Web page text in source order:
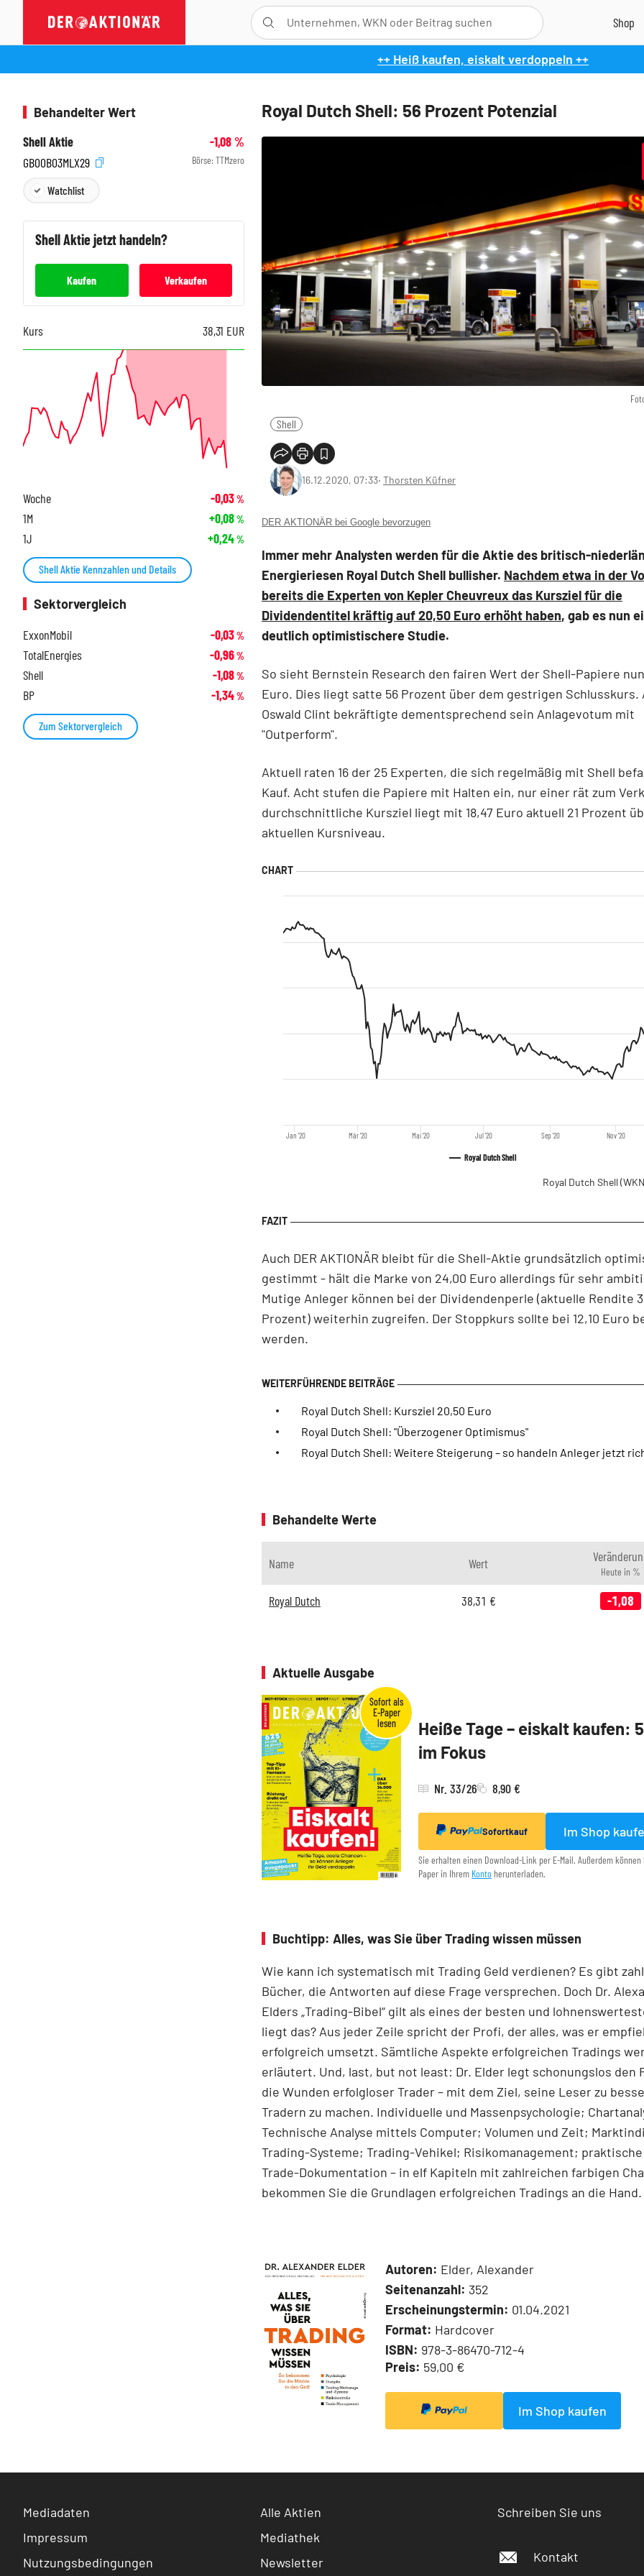
++ Heiß kaufen, eiskalt verdoppeln ++
Royal Dutch Shell: 56 Prozent Potenzial
Shell
16.12.2020, 07:33‧ Thorsten Küfner
DER AKTIONÄR bei Google bevorzugen
Immer mehr Analysten werden für die Aktie des britisch-
Energieriesen Royal Dutch Shell bullisher. Nachdem etwa in der
bereits die Experten von Kepler Cheuvreux das Kursziel für die
Dividendentitel kräftig auf 20,50 Euro erhöht haben, gab es nun
deutlich optimistischere Studie.
So sieht Bernstein Research den fairen Wert der Shell-Papiere
Euro. Dies liegt satte 56 Prozent über dem gestrigen Schlusskurs.
Oswald Clint bekräftigte dementsprechend sein Anlagevotum mit
"Outperform".
Aktuell raten 16 der 25 Experten, die sich regelmäßig mit Shell
Kauf. Acht stufen die Papiere mit Halten ein, nur einer rät zum
durchschnittliche Kursziel liegt mit 18,47 Euro aktuell 21 Prozent
aktuellen Kursniveau.
Royal Dutch Shell
Jan '20 Mär '20 Mai '20 Jul '20 Sep '20 Nov '20
Royal Dutch Shell
Auch DER AKTIONÄR bleibt für die Shell-Aktie grundsätzlich
gestimmt - hält die Marke von 24,00 Euro allerdings für sehr
Mutige Anleger können bei der Dividendenperle (aktuelle Rendite
Prozent) weiterhin zugreifen. Der Stoppkurs sollte bei 12,10 Euro
werden.
Royal Dutch Shell: Kursziel 20,50 Euro
Royal Dutch Shell: "Überzogener Optimismus"
Royal Dutch Shell: Weitere Steigerung – so handeln Anleger jetzt
Behandelte Werte
Name Wert
Heute in %
Royal Dutch 38,31 € -1,08
Aktuelle Ausgabe
Heiße Tage – eiskalt kaufen:
im Fokus
Nr. 33/26 8,90 €
Sofortkauf Im Shop
Sie erhalten einen Download-Link per E-Mail. Außerdem
Paper in Ihrem Konto herunterladen.
Buchtipp: Alles, was Sie über Trading wissen müssen
Wie kann ich systematisch mit Trading Geld verdienen? Es gibt
Bücher, die Antworten auf diese Frage versprechen. Doch Dr.
Elders „Trading-Bibel“ gilt als eines der besten und
liegt das? Aus jeder Zeile spricht der Profi, der alles, was er
erfolgreich umsetzt. Sämtliche Aspekte erfolgreichen Tradings
erläutert. Und, last, but not least: Dr. Elder legt schonungslos den
die Wunden erfolgloser Trader – mit dem Ziel, seine Leser zu
Tradern zu machen. Individuelle und Massenpsychologie;
Technische Analyse mittels Computer; Volumen und Zeit;
Trading-Systeme; Trading-Vehikel; Risikomanagement;
Trade-Dokumentation – in elf Kapiteln mit zahlreichen farbigen
bekommen Sie die Grundlagen erfolgreichen Tradings an die Hand.
Autoren: Elder, Alexander
Seitenanzahl: 352
Erscheinungstermin: 01.04.2021
Format: Hardcover
ISBN: 978-3-86470-712-4
Preis: 59,00 €
Im Shop kaufen
Behandelter Wert
Shell Aktie
-1,08%
GB00B03MLX29
Börse: TTMzero
Watchlist
ShellAktie jetzt handeln?
Kaufen Verkaufen
Kurs 38,31 EUR
Woche -0,03%
1M +0,08%
1J +0,24%
Shell Aktie Kennzahlen und Details
Sektorvergleich
ExxonMobil
-0,03%
TotalEnergies -0,96%
Shell -1,08%
BP -1,34%
Zum Sektorvergleich
Mediadaten
Impressum
Nutzungsbedingungen
Alle Aktien
Mediathek
Newsletter
Schreiben Sie uns
Kontakt